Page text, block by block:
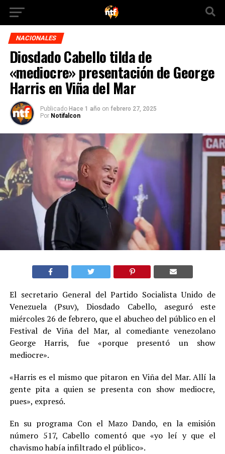
NACIONALES
Diosdado Cabello tilda de
«mediocre» presentación de George
Harris en Viña del Mar
Publicado Hace 1 año on febrero 27, 2025
Por Notifalcon
El secretario General del Partido Socialista Unido de
Venezuela (Psuv), Diosdado Cabello, aseguró este
miércoles 26 de febrero, que el abucheo del público en el
Festival de Viña del Mar, al comediante venezolano
George Harris, fue «porque presentó un show
mediocre».
«Harris es el mismo que pitaron en Viña del Mar. Allí la
gente pita a quien se presenta con show mediocre,
pues», expresó.
En su programa Con el Mazo Dando, en la emisión
número 517, Cabello comentó que «yo leí y que el
chavismo había infiltrado el público».